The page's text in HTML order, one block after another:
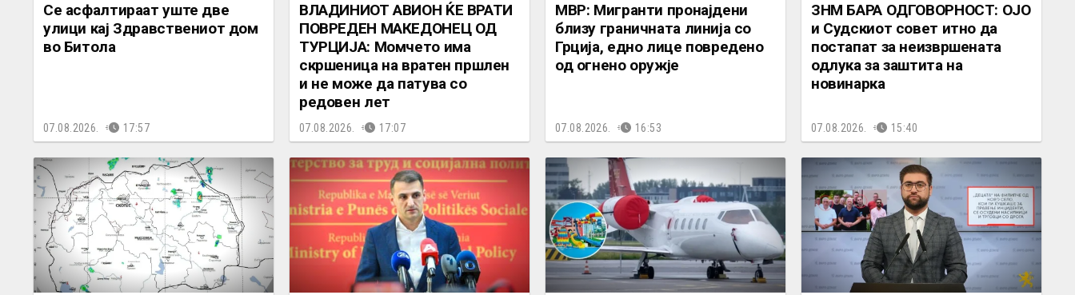
Се асфалтираат уште две
улици кај Здравствениот дом
во Битола
07.08.2026. 17:57
ВЛАДИНИОТ АВИОН ЌЕ ВРАТИ
ПОВРЕДЕН МАКЕДОНЕЦ ОД
ТУРЦИЈА: Момчето има
скршеница на вратен пршлен
и не може да патува со
редовен лет
07.08.2026. 17:07
МВР: Мигранти пронајдени
близу граничната линија со
Грција, едно лице повредено
од огнено оружје
07.08.2026. 16:53
ЗНМ БАРА ОДГОВОРНОСТ: ОЈО
и Судскиот совет итно да
постапат за неизвршената
одлука за заштита на
новинарка
07.08.2026. 15:40